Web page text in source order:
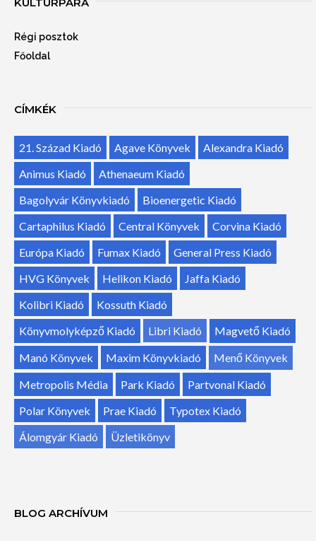
Régi posztok
Főoldal
CÍMKÉK
21. Század Kiadó Agave Könyvek
Alexandra Kiadó
Animus Kiadó
Athenaeum Kiadó
Bagolyvár Könyvkiadó
Bioenergetic Kiadó
Cartaphilus Kiadó
Central Könyvek
Corvina Kiadó
Európa Kiadó
Fumax Kiadó
General Press Kiadó
HVG Könyvek
Helikon Kiadó
Jaffa Kiadó
Kolibri Kiadó
Kossuth Kiadó
Könyvmolyképző Kiadó
Libri Kiadó
Magvető Kiadó
Manó Könyvek
Maxim Könyvkiadó
Menő Könyvek
Metropolis Média
Park Kiadó
Partvonal Kiadó
Polar Könyvek
Prae Kiadó
Typotex Kiadó
Álomgyár Kiadó
Üzletikönyv
BLOG ARCHÍVUM